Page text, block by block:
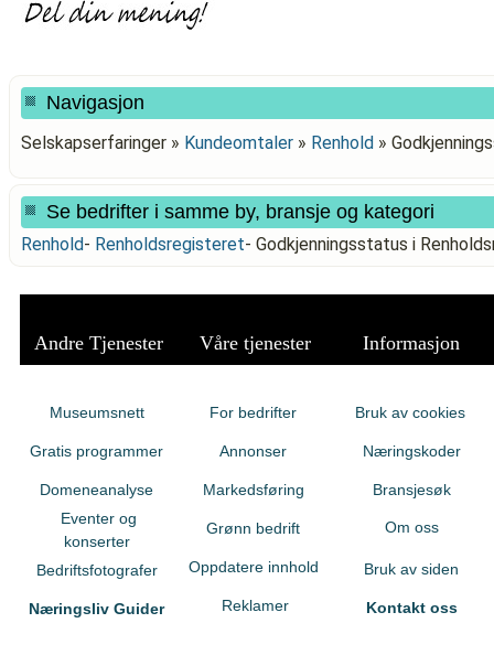
Navigasjon
Selskapserfaringer » Kundeomtaler » Renhold »
Se bedrifter i samme by, bransje og kategori
Renhold- Renholdsregisteret- Godkjenningsstatus i
Andre Tjenester Våre tjenester Informasjon
Museumsnett
Gratis programmer
Domeneanalyse
Eventer og
konserter
Bedriftsfotografer
Næringsliv Guider
For bedrifter
Annonser
Markedsføring
Grønn bedrift
Oppdatere innhold
Reklamer
Bruk av cookies
Næringskoder
Bransjesøk
Om oss
Bruk av siden
Kontakt oss